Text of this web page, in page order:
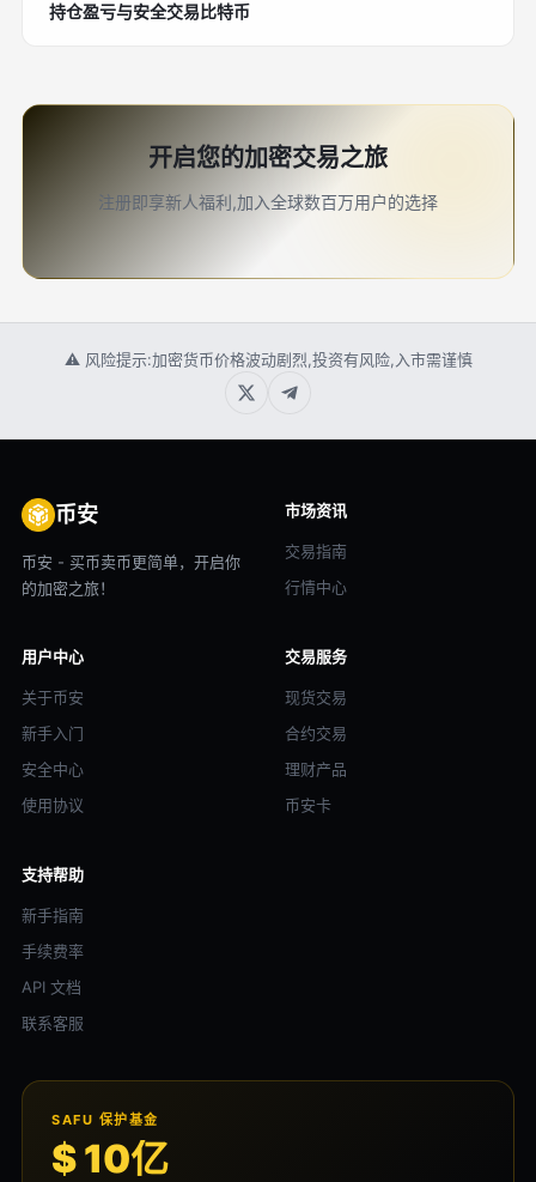
持仓盈亏与安全交易比特币
开启您的加密交易之旅
注册即享新人福利,加入全球数百万用户的选择
⚠ 风险提示:加密货币价格波动剧烈,投资有风险,入市需谨慎
币安
币安 - 买币卖币更简单，开启你
的加密之旅！
市场资讯
交易指南
行情中心
用户中心
关于币安
新手入门
安全中心
使用协议
交易服务
现货交易
合约交易
理财产品
币安卡
支持帮助
新手指南
手续费率
API 文档
联系客服
SAFU 保护基金
$ 10亿